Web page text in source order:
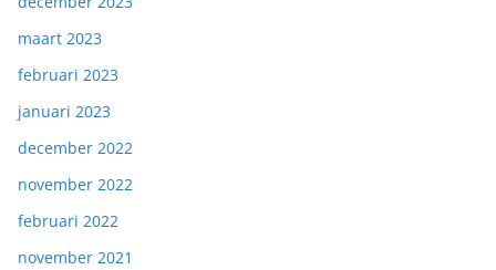
maart 2023
februari 2023
januari 2023
december 2022
november 2022
februari 2022
november 2021